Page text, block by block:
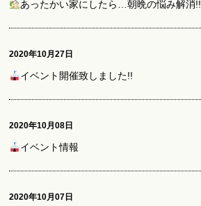
あったかい家にしたら…朝晩の悩み解消!!
2020年10月27日
イベント開催致しました!!
2020年10月08日
イベント情報
2020年10月07日